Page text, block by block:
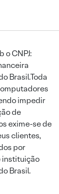
o CNPJ:
Brasil.Toda
impedir
de
exime-se de
clientes,
por
instituição
Brasil.